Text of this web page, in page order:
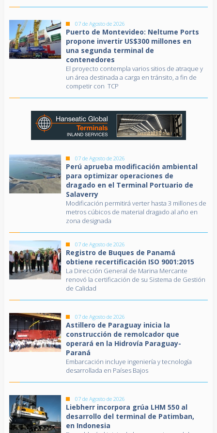
07 de Agosto de 2026
Puerto de Montevideo: Neltume Ports
propone invertir US$300 millones en
una segunda terminal de
contenedores
El proyecto contempla varios sitios de atraque y
un área destinada a carga en tránsito, a fin de
competir con TCP
07 de Agosto de 2026
Perú aprueba modificación ambiental
para optimizar operaciones de
dragado en el Terminal Portuario de
Salaverry
Modificación permitirá verter hasta 3 millones de
metros cúbicos de material dragado al año en
zona designada
07 de Agosto de 2026
Registro de Buques de Panamá
obtiene recertificación ISO 9001:2015
La Dirección General de Marina Mercante
renovó la certificación de su Sistema de Gestión
de Calidad
07 de Agosto de 2026
Astillero de Paraguay inicia la
construcción de remolcador que
operará en la Hidrovía Paraguay-
Paraná
Embarcación incluye ingeniería y tecnología
desarrollada en Países Bajos
07 de Agosto de 2026
Liebherr incorpora grúa LHM 550 al
desarrollo del terminal de Patimban,
en Indonesia